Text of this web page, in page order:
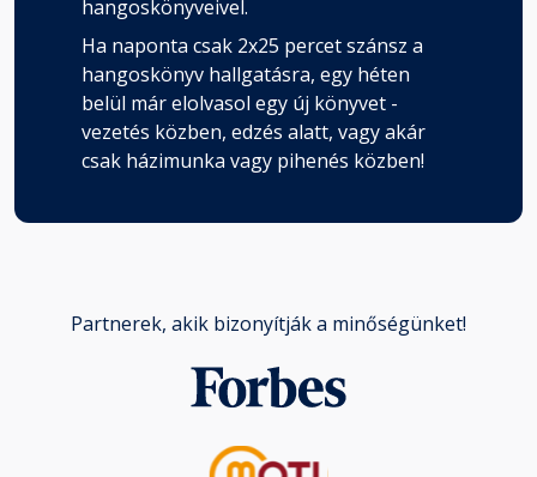
hangoskönyveivel.
Ha naponta csak 2x25 percet szánsz a
hangoskönyv hallgatásra, egy héten
belül már elolvasol egy új könyvet -
vezetés közben, edzés alatt, vagy akár
csak házimunka vagy pihenés közben!
Partnerek, akik bizonyítják a minőségünket!